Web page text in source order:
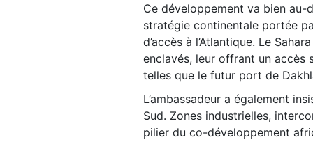
Ce développement va bien au-
stratégie continentale portée
d’accès à l’Atlantique. Le
enclavés, leur offrant un accès
telles que le futur port de
L’ambassadeur a également
Sud. Zones industrielles,
pilier du co-développement